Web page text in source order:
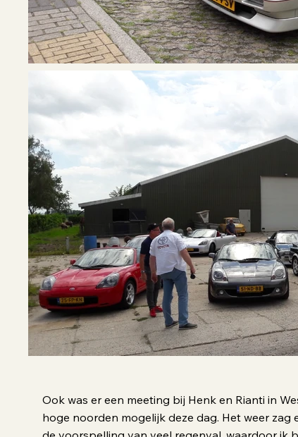
Ook was er een meeting bij Henk en Rianti in
hoge noorden mogelijk deze dag. Het weer zag